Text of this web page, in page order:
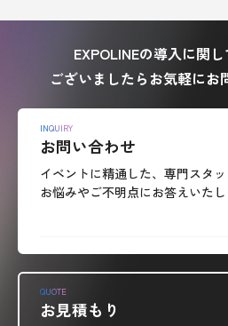
EXPOLINEの導入に関
ございましたらお気軽にお
INQUIRY
お問い合わせ
イベントに精通した、専門スタ
お悩みやご不明点にお答えいた
QUOTE
お見積もり